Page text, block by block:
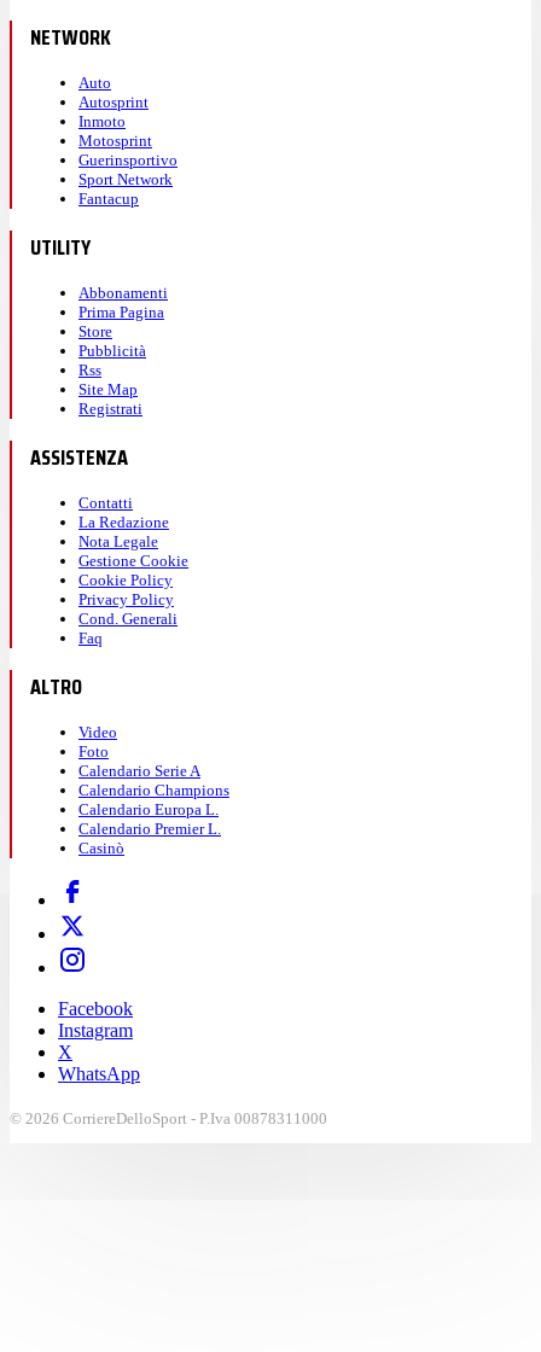
NETWORK
Auto
Autosprint
Inmoto
Motosprint
Guerinsportivo
Sport Network
Fantacup
UTILITY
Abbonamenti
Prima Pagina
Store
Pubblicità
Rss
Site Map
Registrati
ASSISTENZA
Contatti
La Redazione
Nota Legale
Gestione Cookie
Cookie Policy
Privacy Policy
Cond. Generali
Faq
ALTRO
Video
Foto
Calendario Serie A
Calendario Champions
Calendario Europa L.
Calendario Premier L.
Casinò
Facebook
Instagram
X
WhatsApp
© 2026 CorriereDelloSport - P.Iva 00878311000